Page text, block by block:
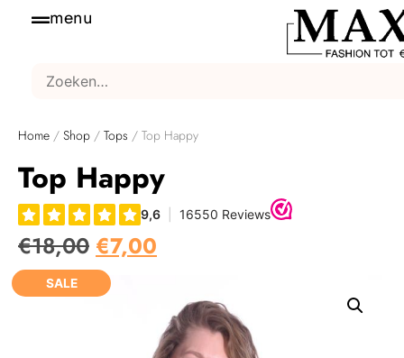
menu
Home / Shop / Tops / Top Happy
Top Happy
€18,00 €7,00
SALE